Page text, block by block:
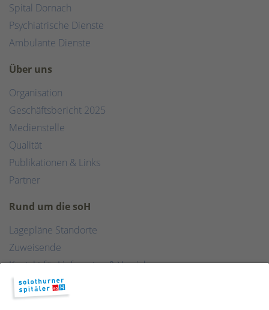
Spital Dornach
Psychiatrische Dienste
Ambulante Dienste
Über uns
Organisation
Geschäftsbericht 2025
Medienstelle
Qualität
Publikationen & Links
Partner
Rund um die soH
Lagepläne Standorte
Zuweisende
Kontakt für Lieferanten & Versicherungen
Zentralwäscherei
HEBSORG